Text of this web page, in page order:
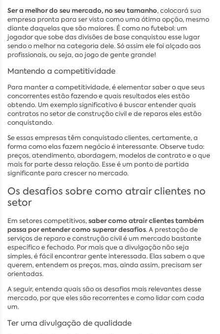
Ser a melhor do seu mercado, no seu tamanho, colocará sua
empresa pronta para ser vista como uma ótima opção, mesmo
diante daquelas que são maiores. É como no futebol: um
jogador que sobe das divisões de base conquistou esse lugar
sendo o melhor na categoria dele. Só assim ele foi alçado aos
profissionais, ou seja, ao jogo de gente grande!
Mantendo a competitividade
Para manter a competitividade, é elementar saber o que seus
concorrentes estão fazendo e quais resultados eles estão
obtendo. Um exemplo significativo é buscar entender quais
contratos no setor de construção civil e de reparos eles estão
conquistando.
Se essas empresas têm conquistado clientes, certamente, a
forma como elas fazem negócio é interessante. Observe tudo:
preços, atendimento, abordagem, modelos de contrato e o que
mais for parte dessa relação. Esse é um ponto de partida
significante para crescer no mercado.
Os desafios sobre como atrair clientes no
setor
Em setores competitivos,saber como atrair clientes também
passa por entender como superar desafios. A prestação de
serviços de reparo e construção civil é um mercado bastante
específico e fechado. Por mais que a divulgação não seja
simples, é fácil encontrar gente interessada. Elas sabem o que
querem, entendem os preços, mas, ainda assim, precisam ser
orientadas.
A seguir, entenda quais são os desafios mais relevantes desse
mercado, por que eles são recorrentes e como lidar com cada
um.
Ter uma divulgação de qualidade